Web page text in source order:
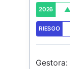
2026
RIESGO
Gestora: